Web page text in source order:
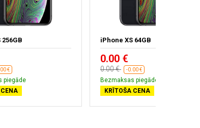
€
piegāde
iPhone XS 64GB
0.00 €
0.00 € -0.00 €
Bezmaksas piegāde
KRĪTOŠA CENA